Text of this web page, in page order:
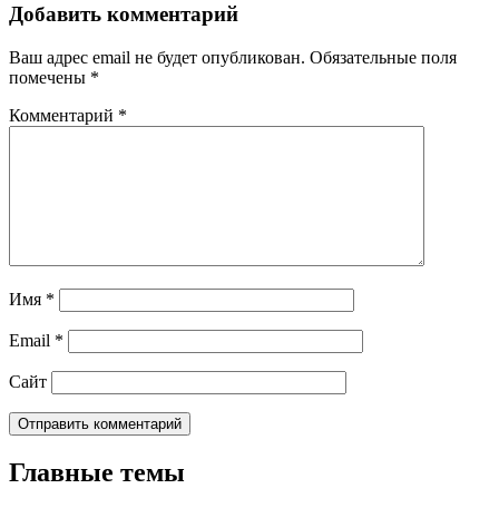
Добавить комментарий
Ваш адрес email не будет опубликован. Обязательные поля
помечены *
Комментарий *
Имя *
Email *
Сайт
Главные темы